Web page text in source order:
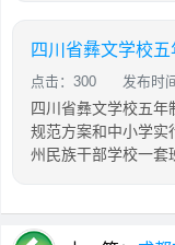
点击：300 发布时
四川省彝文学校五
规范方案和中小学实
州民族干部学校一套